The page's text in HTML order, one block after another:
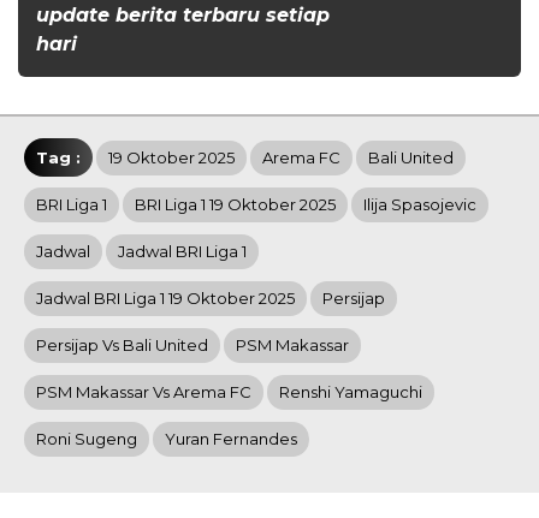
update berita terbaru setiap
hari
Tag : 19 Oktober 2025 Arema FC Bali United
BRI Liga 1 BRI Liga 1 19 Oktober 2025 Ilija Spasojevic
Jadwal Jadwal BRI Liga 1
Jadwal BRI Liga 1 19 Oktober 2025 Persijap
Persijap Vs Bali United PSM Makassar
PSM Makassar Vs Arema FC Renshi Yamaguchi
Roni Sugeng Yuran Fernandes